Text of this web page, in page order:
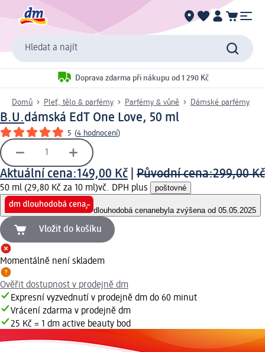
Hledat a najít
Doprava zdarma při nákupu od 1 290 Kč
Domů Pleť, tělo & parfémy Parfémy & vůně Dámské parfémy
B.U.dámská EdT One Love, 50 ml
5 (4 hodnocení)
Aktuální cena:149,00 Kč Původní cena:299,00 Kč
50 ml (29,80 Kč za 10 ml)vč. DPH plus poštovné
dlouhodobá cenanebyla zvýšena od 05.05.2025
Vložit do košíku
Momentálně není skladem
Ověřit dostupnost v prodejně dm
Expresní vyzvednutí v prodejně dm do 60 minut
Vrácení zdarma v prodejně dm
25 Kč = 1 dm active beauty bod